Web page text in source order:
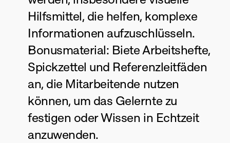
Hilfsmittel, die helfen, komplexe
Informationen aufzuschlüsseln.
Bonusmaterial: Biete Arbeitshefte,
Spickzettel und Referenzleitfäden
an, die Mitarbeitende nutzen
können, um das Gelernte zu
festigen oder Wissen in Echtzeit
anzuwenden.